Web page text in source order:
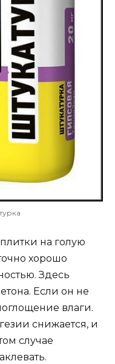
на голую
хорошо
Здесь
Если он не
влаги.
снижается, и
случае